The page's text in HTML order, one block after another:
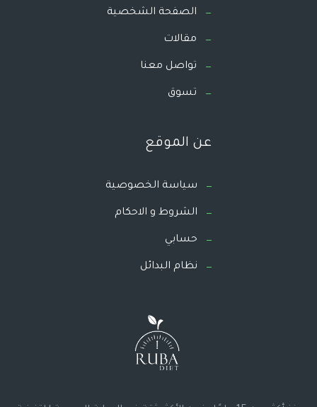
الصفحة الشخصية
مقالات
تواصل معنا
تسوق
عن الموقع
سياسة الخصوصية
الشروط و الاحكام
حسابي
نظام البدائل